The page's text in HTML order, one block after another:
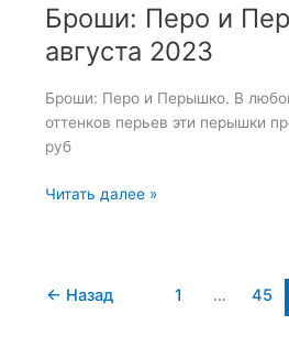
Броши: Перо и
августа 2023
Броши: Перо и Перышко. В
оттенков перьев эти перышки
руб
Броши:
—
Читать далее »
← Назад 1 … 45